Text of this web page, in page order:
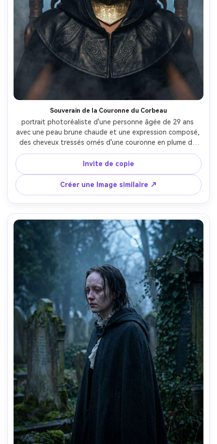
Souverain de la Couronne du Corbeau
portrait photoréaliste d'une personne âgée de 29 ans
avec une peau brune chaude et une expression composé,
des cheveux tressés ornés d'une couronne en plume de
corbeau, portant un manteau en cuir noir et un collier
orné de gorge en or, posé sur un trône sombre avec des
motifs de corbeau sculptés et de la brume
tourbillonnante, lumière clé de projecteur avec un déclin
doux et un rétroéclairage bleu faible, Canon EOS R3,
85mm f/1.4, composition symétrique centrée, humeur
sinistre royale, pores de peau réalistes, lumières nettes,
qualité cinématographique, haute résolution-AR 4:5
Invite de copie
Créer une Image similaire ↗
Créez des images IA
à l’infini. 100 %
gratuit!
Créer Gratuitement →